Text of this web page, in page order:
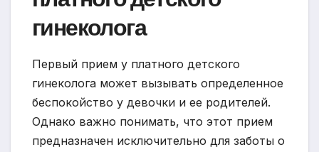
гинеколога
Первый прием у платного детского
гинеколога может вызывать определенное
беспокойство у девочки и ее родителей.
Однако важно понимать, что этот прием
предназначен исключительно для заботы о